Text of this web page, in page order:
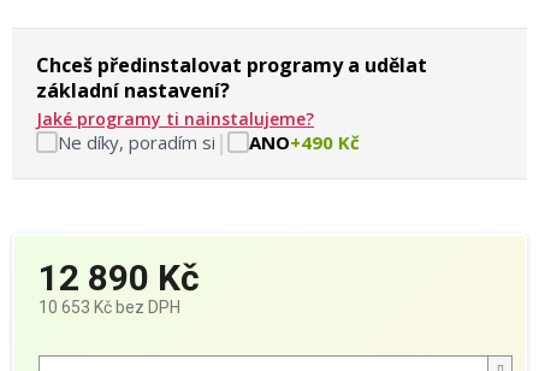
Chceš předinstalovat programy a udělat
základní nastavení?
Jaké programy ti nainstalujeme?
Ne díky, poradím si | ANO+490 Kč
12 890 Kč
10 653 Kč bez DPH